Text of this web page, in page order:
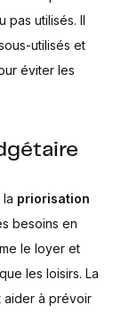
pas utilisés. Il
utilisés et
éviter les
priorisation
besoins en
le loyer et
les loisirs. La
aider à prévoir